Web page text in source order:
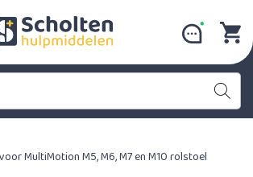
MultiMotion M5, M6, M7 en M10 rolstoel